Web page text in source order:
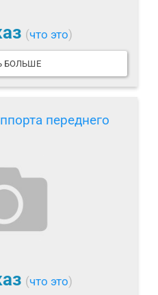
(что это)
БОЛЬШЕ
переднего
(что это)